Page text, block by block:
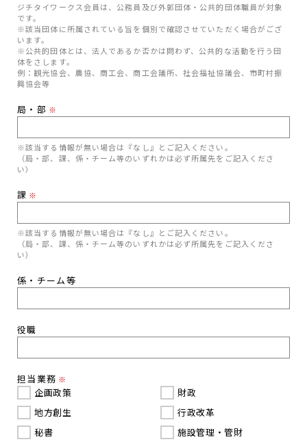
ジチタイワークス会員は、公務員及び外郭団体・公共的団体職員が対象
です。
※該当団体に所属されている旨を個別で確認させていただく場合がござ
います。
※公共的団体とは、法人であるか否かは問わず、公共的な活動を行う団
体をさします。
例：観光協会、農協、商工会、商工会議所、社会福祉協議会、市町村振
興協会等
局・部 ※
※該当する情報が無い場合は『なし』とご記入ください。
（局・部、課、係・チーム等のいずれかは必ず所属先をご記入くださ
い）
課 ※
※該当する情報が無い場合は『なし』とご記入ください。
（局・部、課、係・チーム等のいずれかは必ず所属先をご記入くださ
い）
係・チーム等
役職
担当業務 ※
企画政策
地方創生
秘書
財政
行政改革
施設管理・管財